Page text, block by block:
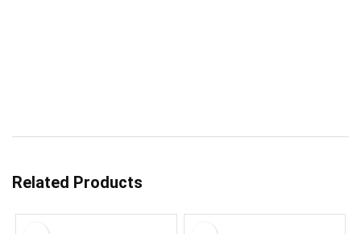
Related Products